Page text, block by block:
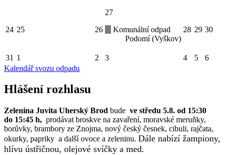
24 25 26
27
Komunální odpad
Podomí (Vyškov)
28 29 30
31 1 2 3 4 5
6
Kalendář svozu odpadu
Hlášení rozhlasu
Zelenina Juvita Uherský Brod bude ve středu 5.8. od 15:30
do 15:45 h, prodávat broskve na zavaření, moravské meruňky,
borůvky, brambory ze Znojma, nový český česnek, cibuli, rajčata,
okurky, papriky a další ovoce a zeleninu. Dále nabízí žampiony,
hlívu ústřičnou, olejové svíčky a med.